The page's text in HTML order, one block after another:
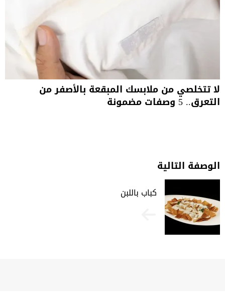
لا تتخلصي من ملابسك المبقعة بالأصفر من
التعرق.. 5 وصفات مضمونة
الوصفة التالية
كباب باللبن